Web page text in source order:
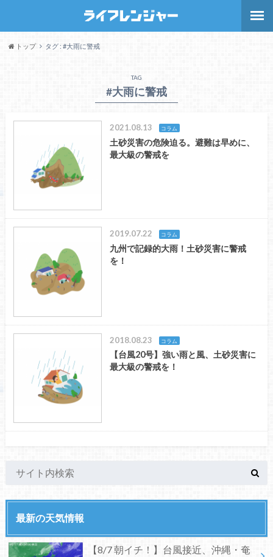
トップ タグ : #大雨に警戒
TAG
#大雨に警戒
2021.08.13 コラム
土砂災害の危険迫る。避難は早めに、
最大級の警戒を
2019.07.22 コラム
九州で記録的大雨！土砂災害に警戒
を！
2018.08.23 コラム
【台風20号】強い雨と風、土砂災害に
最大級の警戒を！
最新の天気情報
【8/7 朝イチ！】台風接近、沖縄・奄